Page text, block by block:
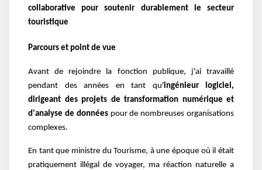
collaborative pour soutenir durablement le secteur
touristique
Parcours et point de vue
Avant de rejoindre la fonction publique, j'ai travaillé
pendant des années en tant qu'ingénieur logiciel,
dirigeant des projets de transformation numérique et
d'analyse de données pour de nombreuses organisations
complexes.
En tant que ministre du Tourisme, à une époque où il était
pratiquement illégal de voyager, ma réaction naturelle a